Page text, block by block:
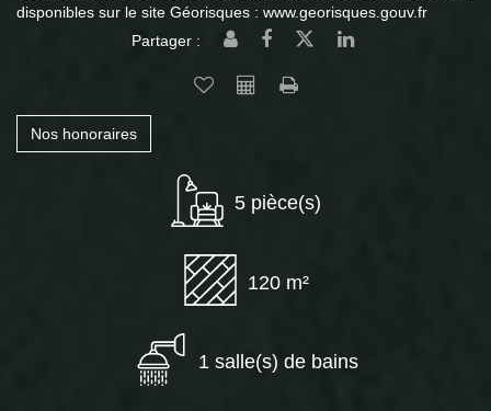
disponibles sur le site Géorisques : www.georisques.gouv.fr
Partager :
Nos honoraires
5 pièce(s)
120 m²
1 salle(s) de bains